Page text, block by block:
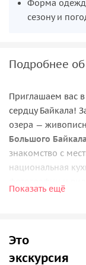
Форма
сезону и
Подробнее об
Приглашаем вас
сердцу Байкала!
озера —
Большого Байкала
знакомство с
национальная
воедино. Вы
Показать ещё
Это
экскурсия